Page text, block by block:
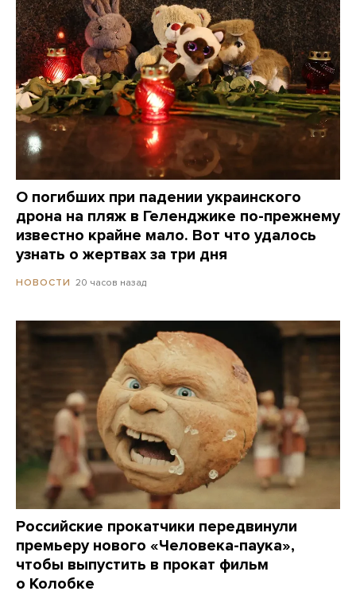
О погибших при падении украинского
дрона на пляж в Геленджике по-прежнему
известно крайне мало. Вот что удалось
узнать о жертвах за три дня
НОВОСТИ 20 часов назад
Российские прокатчики передвинули
премьеру нового «Человека-паука»,
чтобы выпустить в прокат фильм
о Колобке